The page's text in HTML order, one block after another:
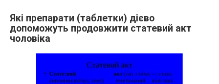
Які препарати (таблетки) дієво
допоможуть продовжити статевий акт
чоловіка